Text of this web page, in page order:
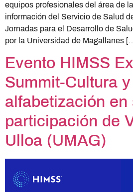
equipos profesionales del área de
información del Servicio de Salud
Jornadas para el Desarrollo de
por la Universidad de Magallanes
Evento HIMSS
Summit-Cultura y
alfabetización en
participación de
Ulloa (UMAG)